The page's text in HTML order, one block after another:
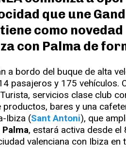
que une
como
con Palma de
a bordo del buque de alta
pasajeros y 175 vehículos.
servicios clase club
bares y una
Ibiza (Sant Antoni), que
Palma, estará activa desde
valenciana con Ibiza en